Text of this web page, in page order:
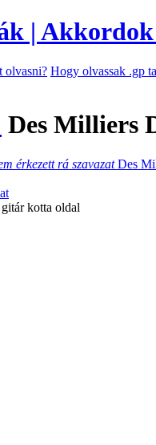
olvasni? Hogy olvassak .gp
Des Milliers
érkezett rá szavazatDes
kotta oldal